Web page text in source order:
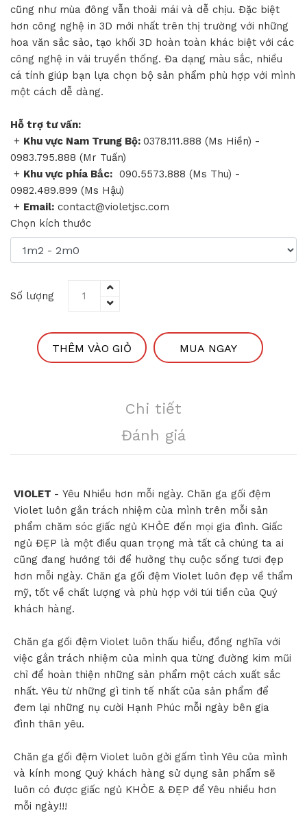
cũng như mùa đông vẫn thoải mái và dễ chịu. Đặc biệt
hơn công nghệ in 3D mới nhất trên thị trường với những
hoa văn sắc sảo, tạo khối 3D hoàn toàn khác biệt với các
công nghệ in vải truyền thống. Đa dạng màu sắc, nhiều
cá tính giúp bạn lựa chọn bộ sản phẩm phù hợp với mình
một cách dễ dàng.
Hỗ trợ tư vấn:
+ Khu vực Nam Trung Bộ: 0378.111.888 (Ms Hiền) -
0983.795.888 (Mr Tuấn)
+ Khu vực phía Bắc: 090.5573.888 (Ms Thu) -
0982.489.899 (Ms Hậu)
+ Email: contact@violetjsc.com
Chọn kích thước
Số lượng
THÊM VÀO GIỎ MUA NGAY
Chi tiết
Đánh giá
VIOLET - Yêu Nhiều hơn mỗi ngày. Chăn ga gối đệm
Violet luôn gắn trách nhiệm của mình trên mỗi sản
phẩm chăm sóc giấc ngủ KHỎE đến mọi gia đình. Giấc
ngủ ĐẸP là một điều quan trọng mà tất cả chúng ta ai
cũng đang hướng tới để hưởng thụ cuộc sống tươi đẹp
hơn mỗi ngày. Chăn ga gối đệm Violet luôn đẹp về thẩm
mỹ, tốt về chất lượng và phù hợp với túi tiền của Quý
khách hàng.
Chăn ga gối đệm Violet luôn thấu hiểu, đồng nghĩa với
việc gắn trách nhiệm của mình qua từng đường kim mũi
chỉ để hoàn thiện những sản phẩm một cách xuất sắc
nhất. Yêu từ những gì tinh tế nhất của sản phẩm để
đem lại những nụ cười Hạnh Phúc mỗi ngày bên gia
đình thân yêu.
Chăn ga gối đệm Violet luôn gởi gấm tình Yêu của mình
và kính mong Quý khách hàng sử dụng sản phẩm sẽ
luôn có được giấc ngủ KHỎE & ĐẸP để Yêu nhiều hơn
mỗi ngày!!!